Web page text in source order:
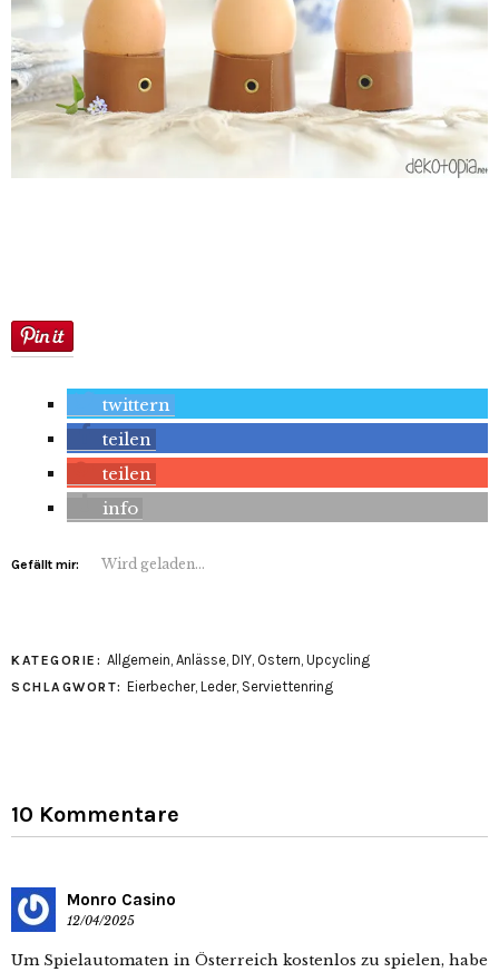
twittern
teilen
teilen
info
Gefällt mir: Wird geladen...
KATEGORIE: Allgemein, Anlässe, DIY, Ostern, Upcycling
SCHLAGWORT: Eierbecher, Leder, Serviettenring
10 Kommentare
Monro Casino
12/04/2025
Um Spielautomaten in Österreich kostenlos zu spielen, habe